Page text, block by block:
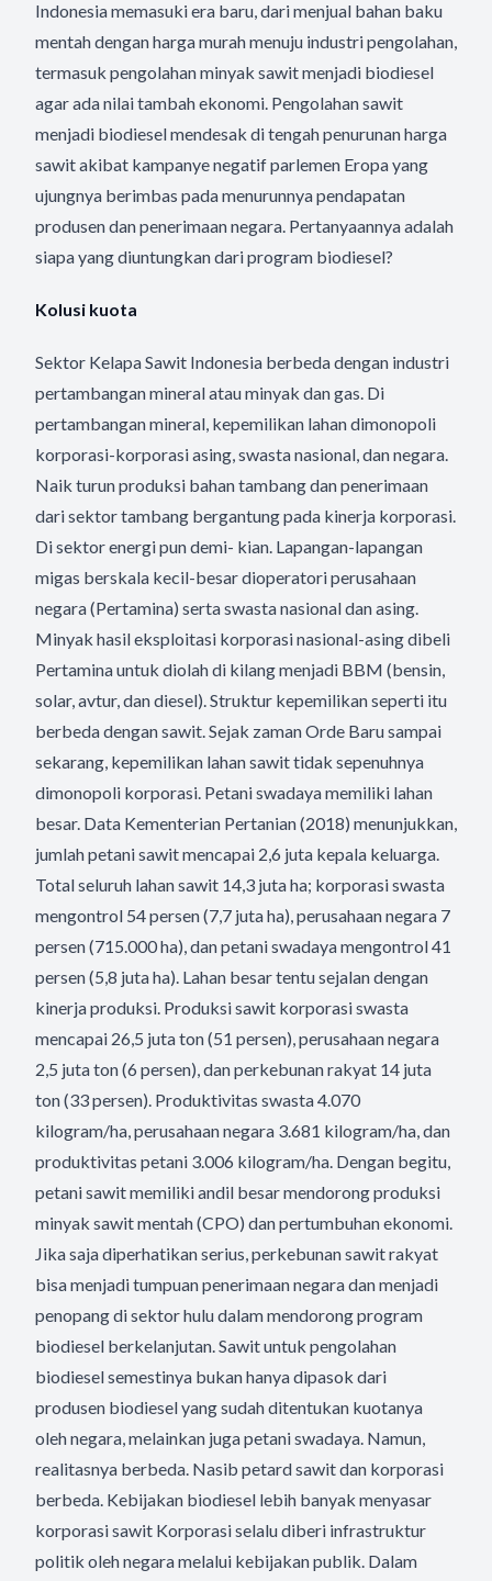
Indonesia memasuki era baru, dari menjual bahan baku
mentah dengan harga murah menuju industri pengolahan,
termasuk pengolahan minyak sawit menjadi biodiesel
agar ada nilai tambah ekonomi. Pengolahan sawit
menjadi biodiesel mendesak di tengah penurunan harga
sawit akibat kampanye negatif parlemen Eropa yang
ujungnya berimbas pada menurunnya pendapatan
produsen dan penerimaan negara. Pertanyaannya adalah
siapa yang diuntungkan dari program biodiesel?
Kolusi kuota
Sektor Kelapa Sawit Indonesia berbeda dengan industri
pertambangan mineral atau minyak dan gas. Di
pertambangan mineral, kepemilikan lahan dimonopoli
korporasi-korporasi asing, swasta nasional, dan negara.
Naik turun produksi bahan tambang dan penerimaan
dari sektor tambang bergantung pada kinerja korporasi.
Di sektor energi pun demi- kian. Lapangan-lapangan
migas berskala kecil-besar dioperatori perusahaan
negara (Pertamina) serta swasta nasional dan asing.
Minyak hasil eksploitasi korporasi nasional-asing dibeli
Pertamina untuk diolah di kilang menjadi BBM (bensin,
solar, avtur, dan diesel). Struktur kepemilikan seperti itu
berbeda dengan sawit. Sejak zaman Orde Baru sampai
sekarang, kepemilikan lahan sawit tidak sepenuhnya
dimonopoli korporasi. Petani swadaya memiliki lahan
besar. Data Kementerian Pertanian (2018) menunjukkan,
jumlah petani sawit mencapai 2,6 juta kepala keluarga.
Total seluruh lahan sawit 14,3 juta ha; korporasi swasta
mengontrol 54 persen (7,7 juta ha), perusahaan negara 7
persen (715.000 ha), dan petani swadaya mengontrol 41
persen (5,8 juta ha). Lahan besar tentu sejalan dengan
kinerja produksi. Produksi sawit korporasi swasta
mencapai 26,5 juta ton (51 persen), perusahaan negara
2,5 juta ton (6 persen), dan perkebunan rakyat 14 juta
ton (33 persen). Produktivitas swasta 4.070
kilogram/ha, perusahaan negara 3.681 kilogram/ha, dan
produktivitas petani 3.006 kilogram/ha. Dengan begitu,
petani sawit memiliki andil besar mendorong produksi
minyak sawit mentah (CPO) dan pertumbuhan ekonomi.
Jika saja diperhatikan serius, perkebunan sawit rakyat
bisa menjadi tumpuan penerimaan negara dan menjadi
penopang di sektor hulu dalam mendorong program
biodiesel berkelanjutan. Sawit untuk pengolahan
biodiesel semestinya bukan hanya dipasok dari
produsen biodiesel yang sudah ditentukan kuotanya
oleh negara, melainkan juga petani swadaya. Namun,
realitasnya berbeda. Nasib petard sawit dan korporasi
berbeda. Kebijakan biodiesel lebih banyak menyasar
korporasi sawit Korporasi selalu diberi infrastruktur
politik oleh negara melalui kebijakan publik. Dalam